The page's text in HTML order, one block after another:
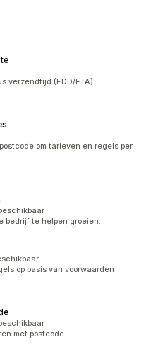
verzendtijd (EDD/ETA)
om tarieven en regels per
bedrijf te helpen groeien.
op basis van voorwaarden
met postcode